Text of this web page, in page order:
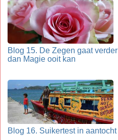
Blog 15. De Zegen gaat verder
dan Magie ooit kan
Blog 16. Suikertest in aantocht